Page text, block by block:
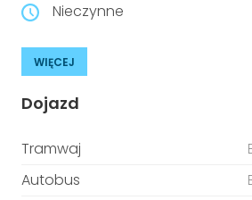
Nieczynne
WIĘCEJ
Dojazd
Tramwaj
Autobus